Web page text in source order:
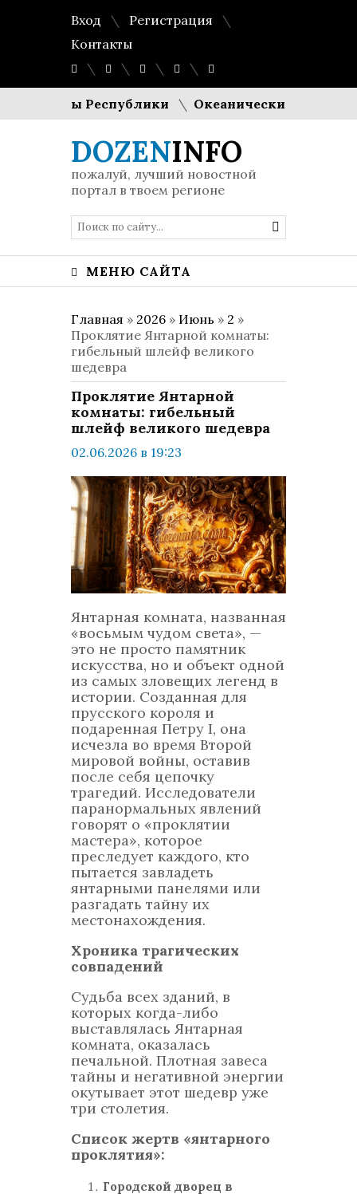
Вход
Регистрация
Контакты
Республики Океанические рифы из
DOZENINFO
пожалуй, лучший новостной
портал в твоем регионе
МЕНЮ САЙТА
Главная » 2026 » Июнь » 2 »
Проклятие Янтарной комнаты:
гибельный шлейф великого
шедевра
Проклятие Янтарной
комнаты: гибельный
шлейф великого шедевра
02.06.2026 в 19:23
комментариев: 0
LifeStyle
Янтарная комната, названная
«восьмым чудом света», —
это не просто памятник
искусства, но и объект одной
из самых зловещих легенд в
истории. Созданная для
прусского короля и
подаренная Петру I, она
исчезла во время Второй
мировой войны, оставив
после себя цепочку
трагедий. Исследователи
паранормальных явлений
говорят о «проклятии
мастера», которое
преследует каждого, кто
пытается завладеть
янтарными панелями или
разгадать тайну их
местонахождения.
Хроника трагических
совпадений
Судьба всех зданий, в
которых когда-либо
выставлялась Янтарная
комната, оказалась
печальной. Плотная завеса
тайны и негативной энергии
окутывает этот шедевр уже
три столетия.
Список жертв «янтарного
проклятия»:
Городской дворец в